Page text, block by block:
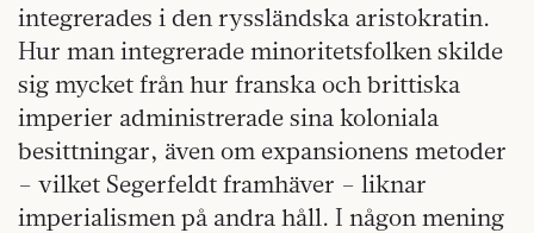
integrerades i den ryssländska aristokratin.
Hur man integrerade minoritetsfolken skilde
sig mycket från hur franska och brittiska
imperier administrerade sina koloniala
besittningar, även om expansionens metoder
– vilket Segerfeldt framhäver – liknar
imperialismen på andra håll. I någon mening